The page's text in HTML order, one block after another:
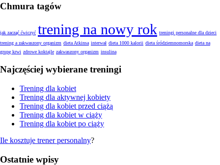
Chmura tagów
jak zacząć ćwiczyć trening na nowy rok treningi personalne dla dzieci
trening a zakwaszony organizm dieta Atkinsa interwał dieta 1000 kalorii dieta śródziemnomorska dieta na
grupę krwi zdrowe koktajle zakwaszony organizm insulina
Najczęściej wybierane treningi
Trening dla kobiet
Trening dla aktywnej kobiety
Trening dla kobiet przed ciążą
Trening dla kobiet w ciąży
Trening dla kobiet po ciąży
Ile kosztuje trener personalny?
Ostatnie wpisy